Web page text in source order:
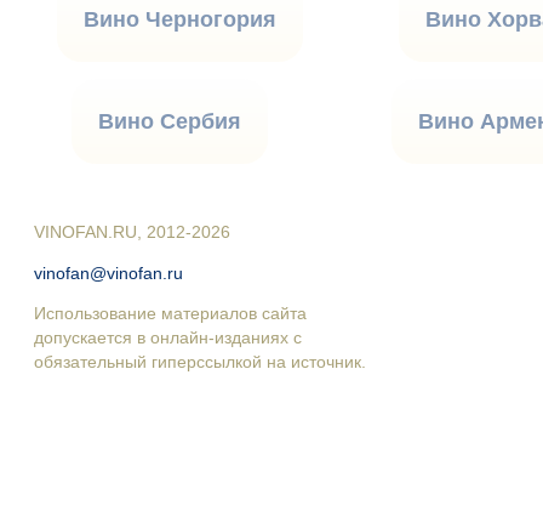
Вино Черногория Вино
Вино Сербия Вино
VINOFAN.RU, 2012-2026
vinofan@vinofan.ru
Использование материалов сайта
допускается в онлайн-изданиях с
обязательный гиперссылкой на источник.